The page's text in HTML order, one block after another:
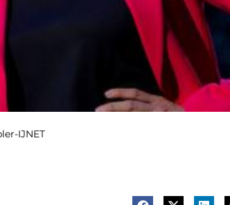
IJNET